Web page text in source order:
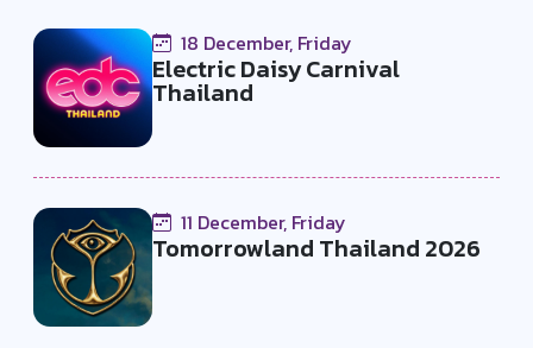
18 December, Friday
Electric Daisy Carnival
Thailand
11 December, Friday
Tomorrowland Thailand 2026